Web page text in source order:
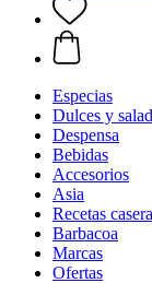
Especias
Dulces y
Despensa
Bebidas
Accesorios
Asia
Recetas
Barbacoa
Marcas
Ofertas